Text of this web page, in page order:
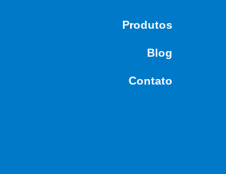
Produtos
Blog
Contato